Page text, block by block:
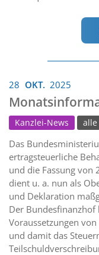
28 OKT. 2025
Kanzlei-News alle
Das
ertragsteuerliche
und die Fassung von
dient u. a. nun als
und Deklaration
Der
Voraussetzungen von
und damit das